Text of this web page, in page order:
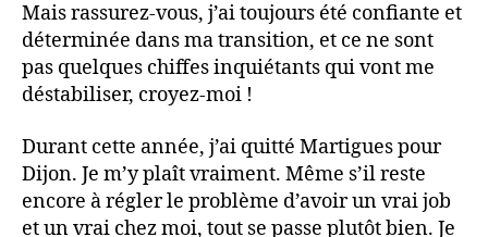
Mais rassurez-vous, j’ai toujours été confiante et
déterminée dans ma transition, et ce ne sont
pas quelques chiffes inquiétants qui vont me
déstabiliser, croyez-moi !
Durant cette année, j’ai quitté Martigues pour
Dijon. Je m’y plaît vraiment. Même s’il reste
encore à régler le problème d’avoir un vrai job
et un vrai chez moi, tout se passe plutôt bien. Je